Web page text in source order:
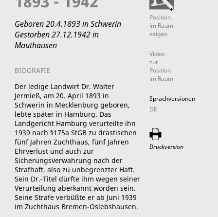
Geboren 20.4.1893 in Schwerin
Gestorben 27.12.1942 in
Mauthausen
BIOGRAFIE
Der ledige Landwirt Dr. Walter
Jermieß, am 20. April 1893 in
Schwerin in Mecklenburg geboren,
lebte später in Hamburg. Das
Landgericht Hamburg verurteilte ihn
1939 nach §175a StGB zu drastischen
fünf Jahren Zuchthaus, fünf Jahren
Ehrverlust und auch zur
Sicherungsverwahrung nach der
Strafhaft, also zu unbegrenzter Haft.
Sein Dr.-Titel dürfte ihm wegen seiner
Verurteilung aberkannt worden sein.
Seine Strafe verbüßte er ab Juni 1939
im Zuchthaus Bremen-Oslebshausen.
Position
im Raum
zeigen
Video
zur
Position
im Raum
Sprachversionen
DE
Druckversion